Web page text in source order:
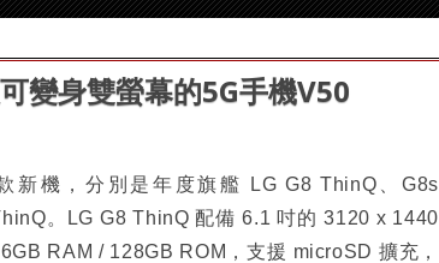
變身雙螢幕的5G手機V50
新機，分別是年度旗艦 LG G8 ThinQ、G8s
。LG G8 ThinQ 配備 6.1 吋的 3120 x 1440
RAM / 128GB ROM，支援 microSD 擴充，